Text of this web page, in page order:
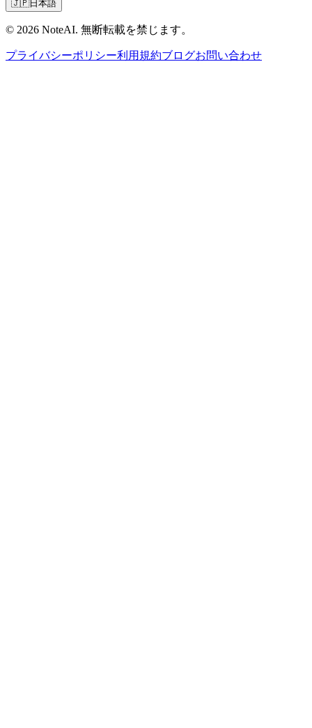
🇯🇵日本語
© 2026 NoteAI. 無断転載を禁じます。
プライバシーポリシー利用規約ブログお問い合わせ